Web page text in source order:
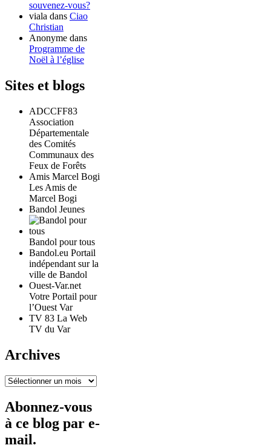
souvenez-vous?
viala dans Ciao
Christian
Anonyme dans
Programme de
Noël à l’église
Sites et blogs
ADCCFF83
Association
Départementale
des Comités
Communaux des
Feux de Forêts
Amis Marcel Bogi
Les Amis de
Marcel Bogi
Bandol Jeunes
Bandol pour tous
Bandol.eu Portail
indépendant sur la
ville de Bandol
Ouest-Var.net
Votre Portail pour
l’Ouest Var
TV 83 La Web
TV du Var
Archives
Archives
Abonnez-vous
à ce blog par e-
mail.